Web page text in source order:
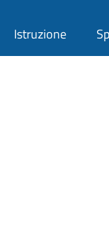
Istruzione